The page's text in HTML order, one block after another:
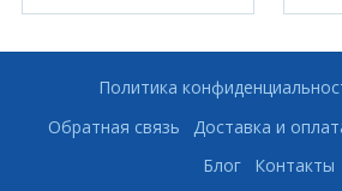
Политика
Обратная связь
Доставка и
Блог
Контакты